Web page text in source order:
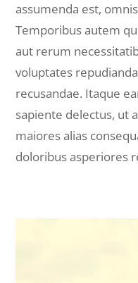
assumenda est,
Temporibus autem
aut rerum
voluptates
recusandae. Itaque
sapiente delectus, ut
maiores alias
doloribus asperiores